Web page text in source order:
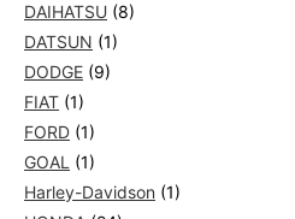
DAIHATSU (8)
DATSUN (1)
DODGE (9)
FIAT (1)
FORD (1)
GOAL (1)
Harley-Davidson (1)